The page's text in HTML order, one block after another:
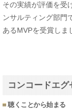
その実績が評価を受
ンサルティング部門
あるMVPを受賞しま
コンコードエグ
聴くことから始まる